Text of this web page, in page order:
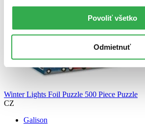
Povoliť všetko
Odmietnuť
Winter Lights Foil Puzzle 500 Piece Puzzle
CZ
Galison